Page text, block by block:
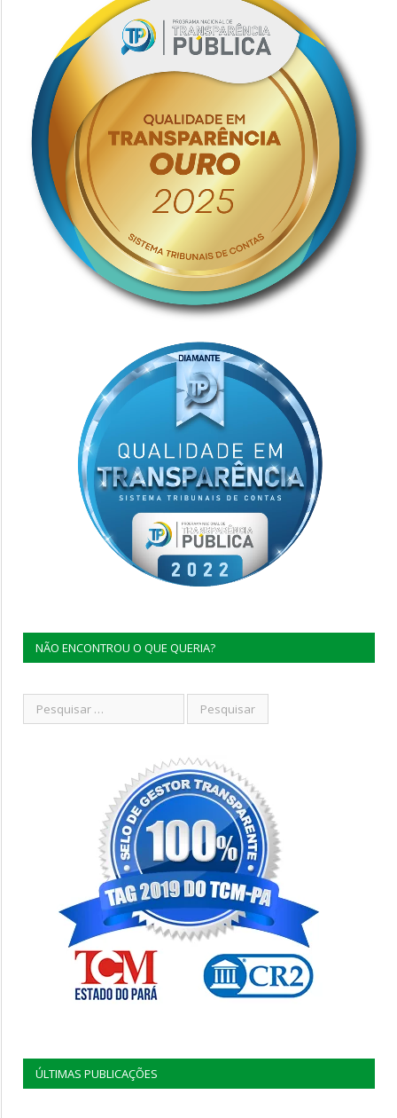
NÃO ENCONTROU O QUE QUERIA?
ÚLTIMAS PUBLICAÇÕES